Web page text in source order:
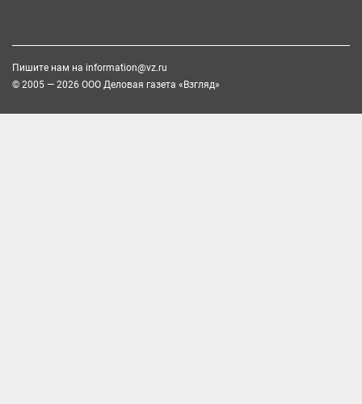
Пишите нам на information@vz.ru
© 2005 — 2026 ООО Деловая газета «Взгляд»